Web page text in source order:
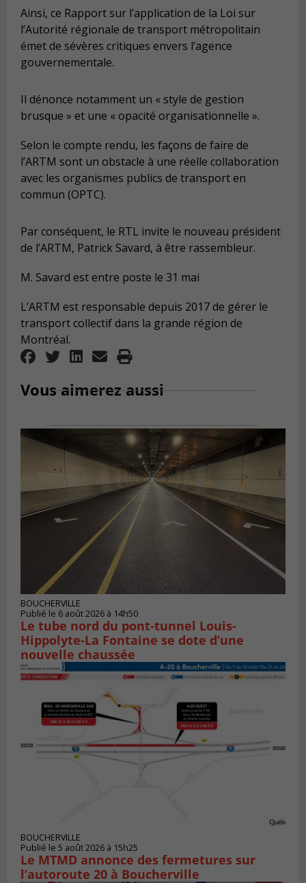
Ainsi, ce Rapport sur l’application de la Loi sur
l’Autorité régionale de transport métropolitain
émet de sévères critiques envers l’agence
gouvernementale.
Il dénonce notamment un « style de gestion
brusque » et une « opacité organisationnelle ».
Selon le compte rendu, les façons de faire de
l’ARTM sont un obstacle à une réelle collaboration
avec les organismes publics de transport en
commun (OPTC).
Par conséquent, le RTL invite le nouveau président
de l’ARTM, Patrick Savard, à être rassembleur.
M. Savard est entre poste le 31 mai
L’ARTM est responsable depuis 2017 de gérer le
transport collectif dans la grande région de
Montréal.
Vous aimerez aussi
BOUCHERVILLE
Publié le 6 août 2026 à 14h50
Le tube nord du pont-tunnel Louis-
Hippolyte-La Fontaine se dote d’une
nouvelle chaussée
BOUCHERVILLE
Publié le 5 août 2026 à 15h25
Le MTMD annonce des fermetures sur
l’autoroute 20 à Boucherville